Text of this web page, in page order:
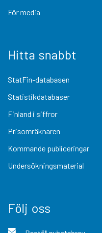
För media
Hitta snabbt
StatFin-databasen
Statistikdatabaser
Finland i siffror
Prisomräknaren
Kommande publiceringar
Undersökningsmaterial
Följ oss